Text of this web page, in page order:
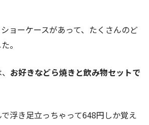
ョーケースがあって、たくさんのど
。
お好きなどら焼きと飲み物セットで
浮き足立っちゃって648円しか覚え